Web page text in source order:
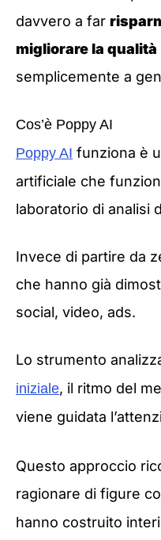
davvero a far
migliorare la qualità
semplicemente a
Cos’è Poppy AI
Poppy AI funziona è
artificiale che
laboratorio di analisi
Invece di partire da
che hanno già
social, video, ads.
Lo strumento
iniziale, il ritmo del
viene guidata
Questo approccio
ragionare di figure
hanno costruito